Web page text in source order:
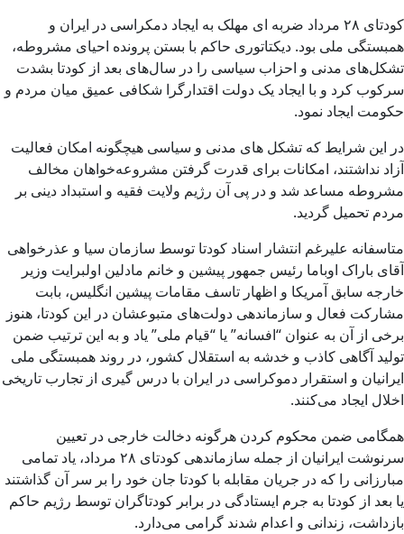
کودتای ۲۸ مرداد ضربه ای مهلک به ایجاد دمکراسی در ایران و‌
همبستگی ملی بود. دیکتاتوری حاکم با بستن پرونده احیای مشروطه،
تشکل‌های مدنی و احزاب سیاسی را در سال‌های بعد از کودتا بشدت
سرکوب کرد و با ایجاد یک دولت اقتدارگرا شکافی عمیق میان مردم و
حکومت ایجاد نمود.
در این شرایط که تشکل های مدنی و سیاسی هیچگونه امکان فعالیت
آزاد نداشتند، امکانات برای قدرت گرفتن مشروعه‌خواهان مخالف
مشروطه مساعد شد و در پی آن رژیم ولایت فقیه و استبداد دینی بر
مردم تحمیل گردید.
متاسفانه علیرغم انتشار اسناد کودتا توسط سازمان سیا و عذرخواهی
آقای باراک اوباما رئیس جمهور پیشین و خانم مادلین اولبرایت وزیر
خارجه سابق آمریکا و اظهار تاسف مقامات پیشین انگلیس، بابت
مشارکت فعال و سازماندهی دولت‌های متبوعشان در این کودتا، هنوز
برخی از آن به عنوان “افسانه” یا “قیام ملی” یاد و به این ترتیب ضمن
تولید آگاهی کاذب و خدشه به استقلال کشور، در روند همبستگی ملی
ایرانیان و استقرار دموکراسی در ایران با درس گیری از تجارب تاریخی
اخلال ایجاد می‌کنند.
همگامی ضمن محکوم کردن هرگونه دخالت خارجی در تعیین
سرنوشت ایرانیان از جمله سازماندهی کودتای ۲۸ مرداد، یاد تمامی
مبارزانی را که در جریان مقابله با کودتا جان خود را بر سر آن گذاشتند
یا بعد از کودتا به جرم ایستادگی در برابر کودتاگران توسط رژیم حاکم
بازداشت، زندانی و اعدام شدند گرامی می‌دارد.